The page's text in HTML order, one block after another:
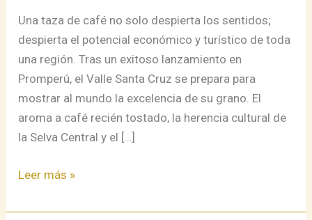
Una taza de café no solo despierta los sentidos;
despierta el potencial económico y turístico de toda
una región. Tras un exitoso lanzamiento en
Promperú, el Valle Santa Cruz se prepara para
mostrar al mundo la excelencia de su grano. El
aroma a café recién tostado, la herencia cultural de
la Selva Central y el […]
2026
Leer más »